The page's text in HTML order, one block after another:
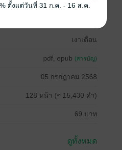
เงาเดือน
pdf, epub (สารบัญ)
05 กรกฎาคม 2568
128 หน้า (≈ 15,430 คำ)
69 บาท
ดูทั้งหมด
ตั้งแต่วันที่ 31 ก.ค. - 16 ส.ค.